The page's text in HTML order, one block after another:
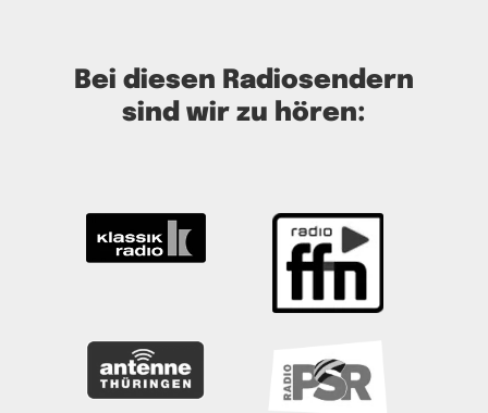
Bei diesen Radiosendern
sind wir zu hören: